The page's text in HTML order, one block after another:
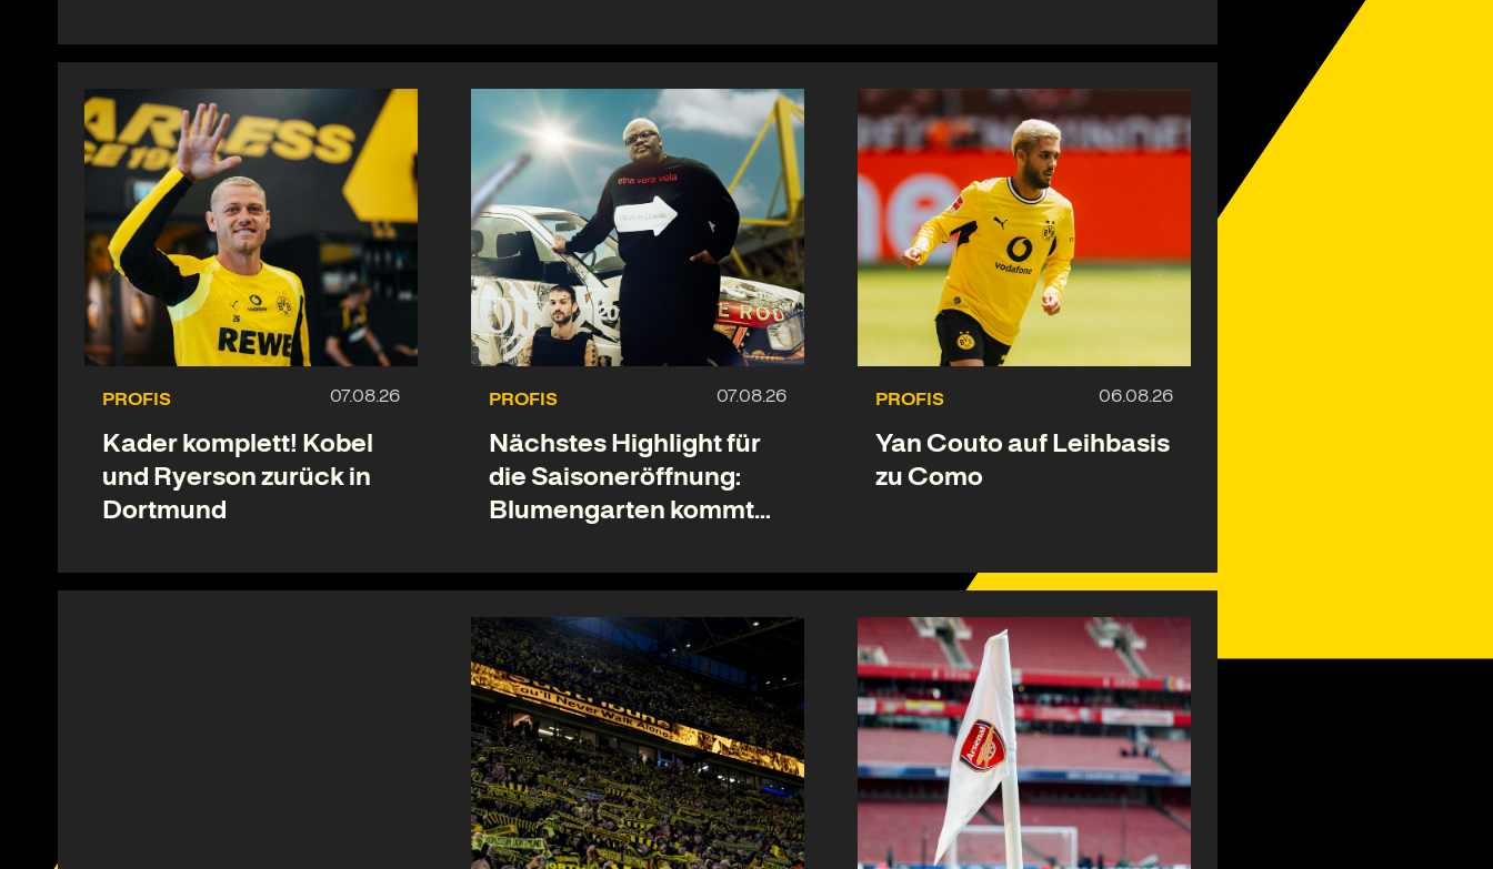
PROFIS
Kader komplett! Kobel
und Ryerson zurück in
Dortmund
PROFIS
Nächstes Highlight für
die Saisoneröffnung:
Blumengarten kommt
PROFIS
Yan Couto auf Leihbasis
zu Como